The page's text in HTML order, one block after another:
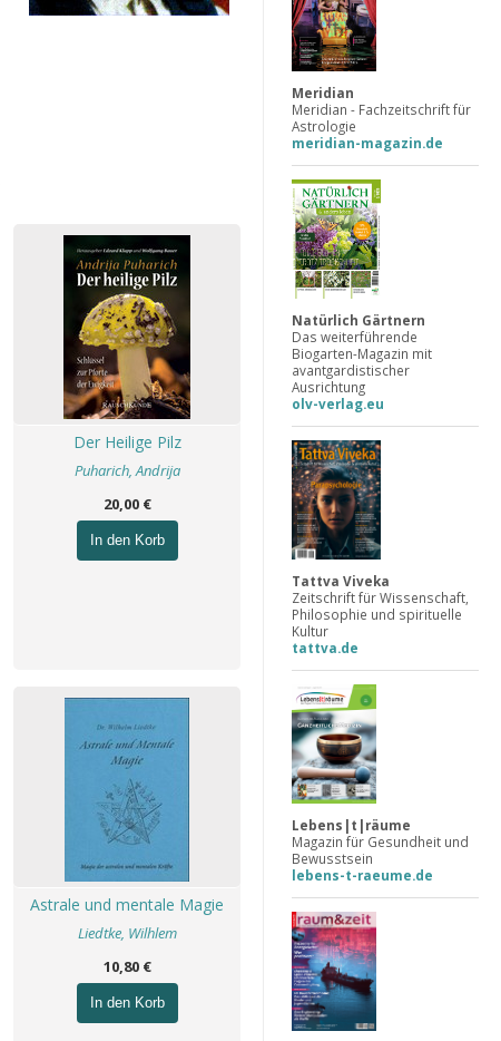
Der Heilige Pilz
Puharich, Andrija
20,00 €
In den Korb
Astrale und mentale Magie
Liedtke, Wilhlem
10,80 €
In den Korb
Meridian
Meridian - Fachzeitschrift für
Astrologie
meridian-magazin.de
Natürlich Gärtnern
Das weiterführende
Biogarten-Magazin mit
avantgardistischer
Ausrichtung
olv-verlag.eu
Tattva Viveka
Zeitschrift für Wissenschaft,
Philosophie und spirituelle
Kultur
tattva.de
Lebens|t|räume
Magazin für Gesundheit und
Bewusstsein
lebens-t-raeume.de